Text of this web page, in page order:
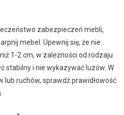
zabezpieczeń mebli,
mebel. Upewnij się, że nie
1-2 cm, w zależności od rodzaju
stabilny i nie wykazywać luzów. W
ruchów, sprawdź prawidłowość